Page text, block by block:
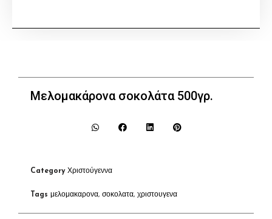
Μελομακάρονα σοκολάτα 500γρ.
Category Χριστούγεννα
Tags μελομακαρονα, σοκολατα, χριστουγενα